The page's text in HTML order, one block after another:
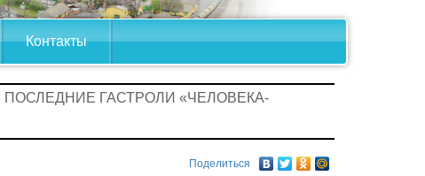
Контакты
| ПОСЛЕДНИЕ ГАСТРОЛИ «ЧЕЛОВЕКА­
Поделиться